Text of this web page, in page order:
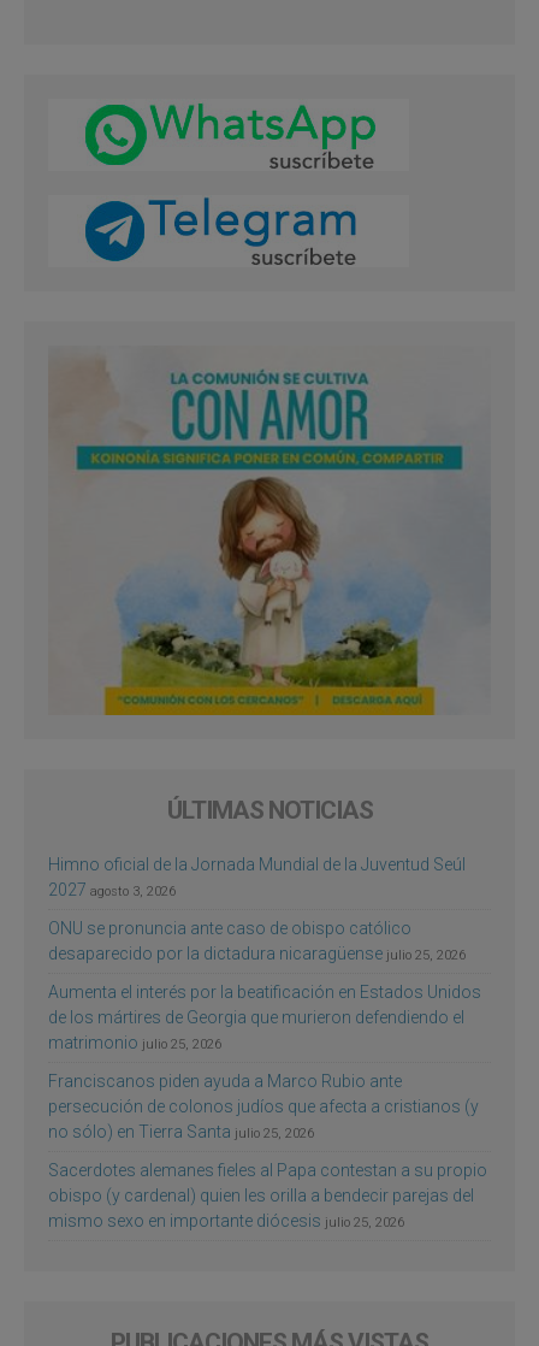
ÚLTIMAS NOTICIAS
Himno oficial de la Jornada Mundial de la Juventud Seúl
2027 agosto 3, 2026
ONU se pronuncia ante caso de obispo católico
desaparecido por la dictadura nicaragüense julio 25, 2026
Aumenta el interés por la beatificación en Estados Unidos
de los mártires de Georgia que murieron defendiendo el
matrimonio julio 25, 2026
Franciscanos piden ayuda a Marco Rubio ante
persecución de colonos judíos que afecta a cristianos (y
no sólo) en Tierra Santa julio 25, 2026
Sacerdotes alemanes fieles al Papa contestan a su propio
obispo (y cardenal) quien les orilla a bendecir parejas del
mismo sexo en importante diócesis julio 25, 2026